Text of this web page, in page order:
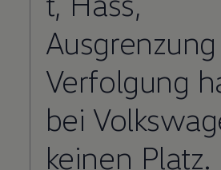
Verfolgung
bei
keinen Platz.